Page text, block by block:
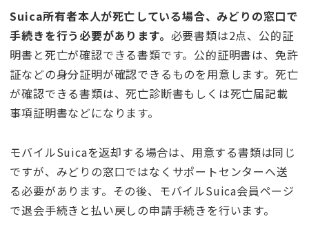
Suica所有者本人が死亡している場合、みどりの窓口で
手続きを行う必要があります。 必要書類は2点、公的証
明書と死亡が確認できる書類です。公的証明書は、免許
証などの身分証明が確認できるものを用意します。死亡
が確認できる書類は、死亡診断書もしくは死亡届記載
事項証明書などになります。
モバイルSuicaを返却する場合は、用意する書類は同じ
ですが、みどりの窓口ではなくサポートセンターへ送
る必要があります。その後、モバイルSuica会員ページ
で退会手続きと払い戻しの申請手続きを行います。